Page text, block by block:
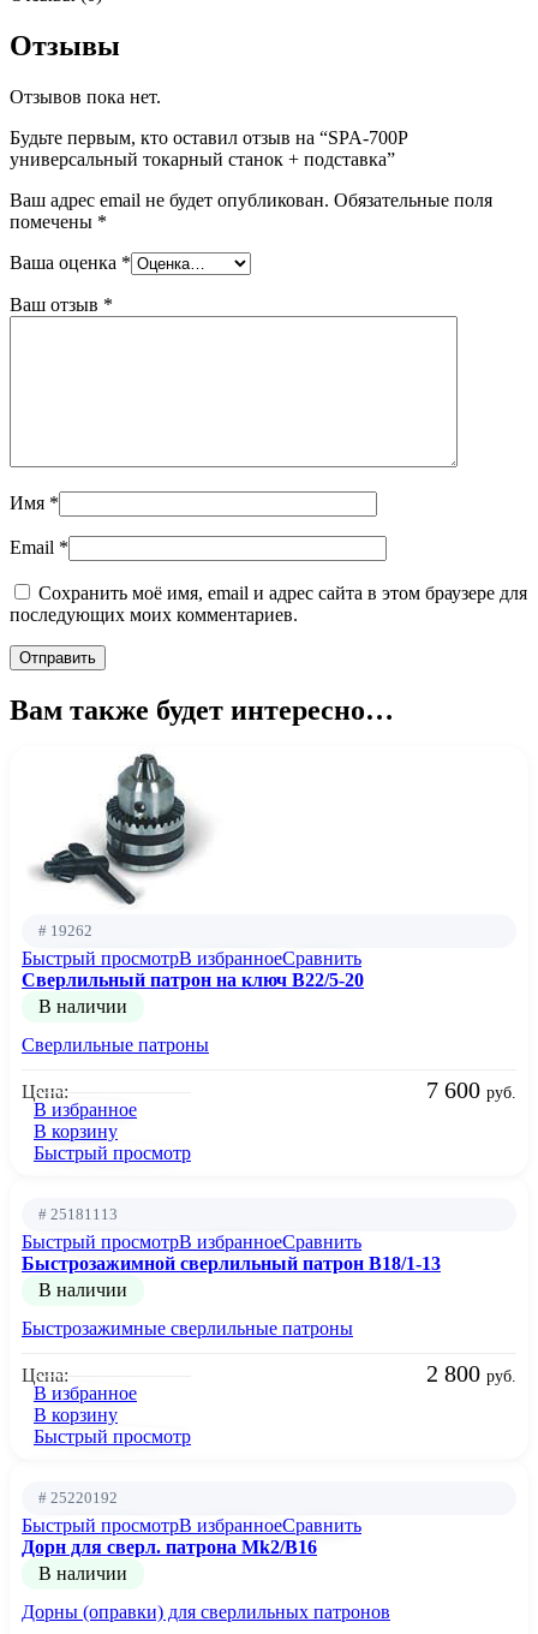
Отзывы
Отзывов пока нет.
Будьте первым, кто оставил отзыв на “SPA-700P
универсальный токарный станок + подставка”
Ваш адрес email не будет опубликован. Обязательные поля
помечены *
Ваша оценка *
Ваш отзыв *
Имя *
Email *
Сохранить моё имя, email и адрес сайта в этом браузере для
последующих моих комментариев.
Вам также будет интересно…
# 19262
Быстрый просмотрВ избранноеСравнить
Сверлильный патрон на ключ B22/5-20
В наличии
Сверлильные патроны
Цена: 7 600 руб.
В избранное
В корзину
Быстрый просмотр
# 25181113
Быстрый просмотрВ избранноеСравнить
Быстрозажимной сверлильный патрон B18/1-13
В наличии
Быстрозажимные сверлильные патроны
Цена: 2 800 руб.
В избранное
В корзину
Быстрый просмотр
# 25220192
Быстрый просмотрВ избранноеСравнить
Дорн для сверл. патрона Mk2/B16
В наличии
Дорны (оправки) для сверлильных патронов